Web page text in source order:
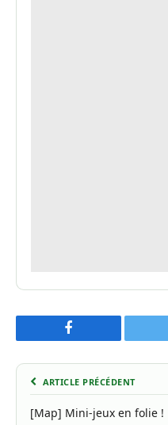
Facebook
ARTICLE PRÉCÉDENT
[Map] Mini-jeux en folie !